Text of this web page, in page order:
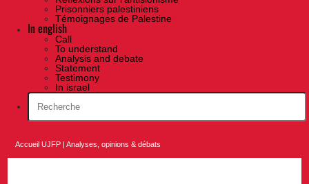
Prisonniers palestiniens
Témoignages de Palestine
In english
Call
To understand
Analysis and debate
Statement
Testimony
In israel
Accueil UJFP |Analyses, opinions & débats